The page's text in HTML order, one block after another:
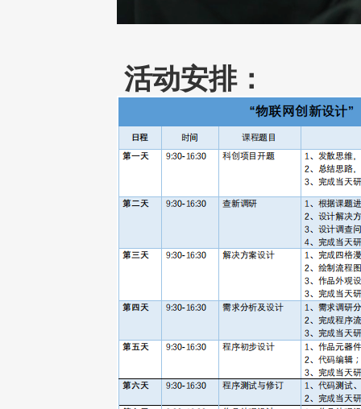
活动安排：